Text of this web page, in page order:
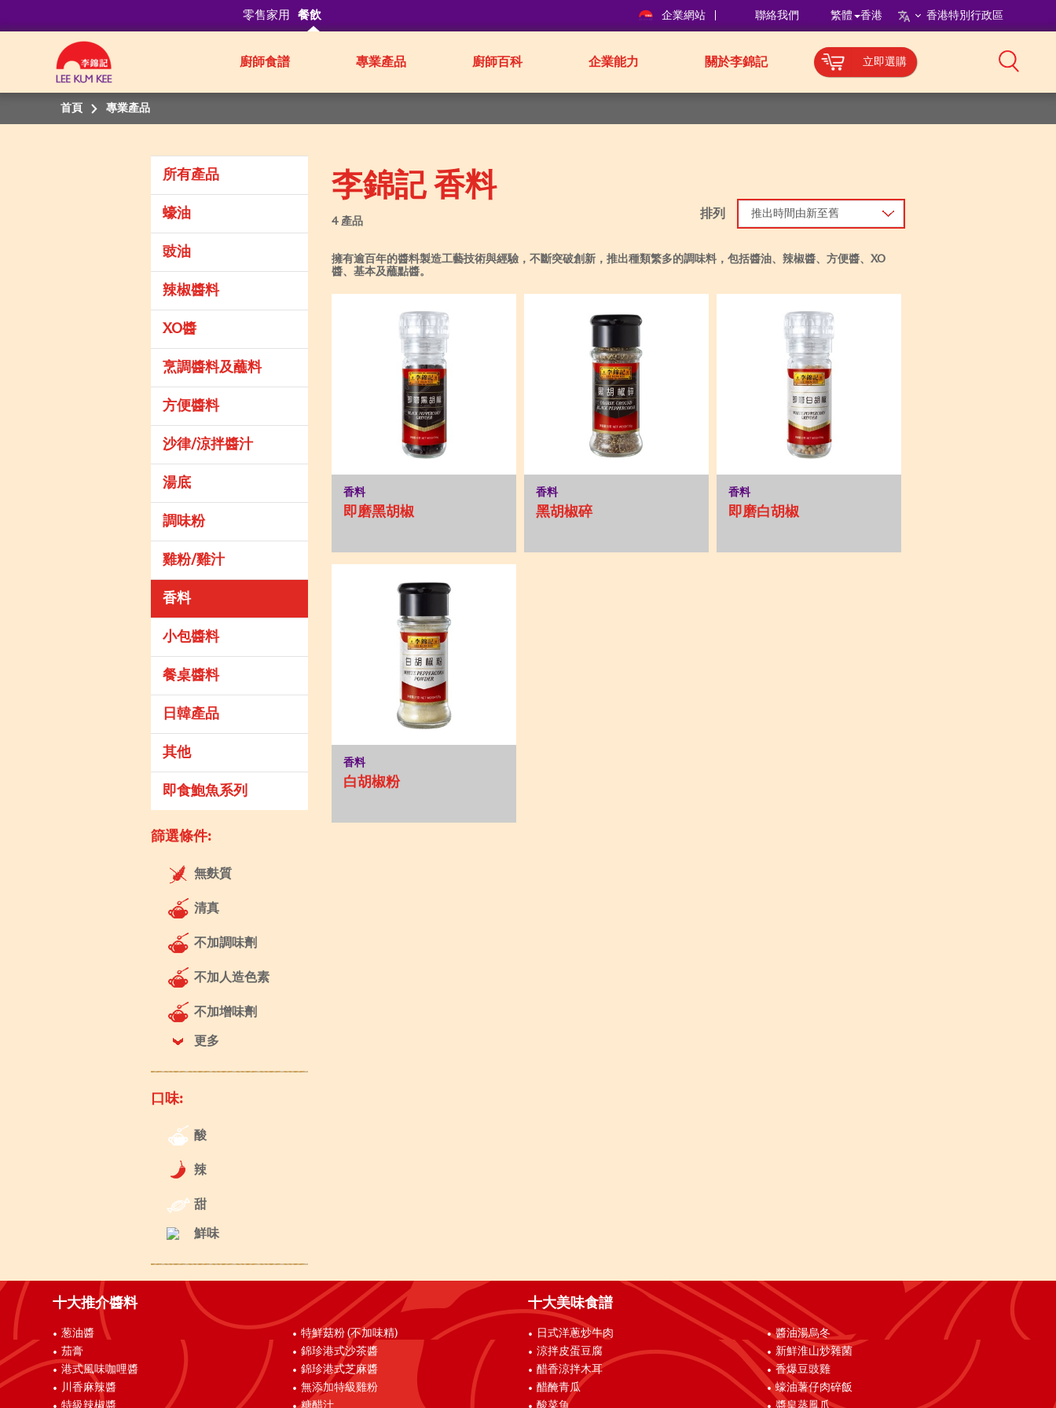
零售家用 餐飲 企業網站 聯絡我們 繁體 香港 香港特別行政區
廚師食譜 專業產品 廚師百科 企業能力 關於李錦記 立即選購
首頁 專業產品
所有產品
蠔油
豉油
辣椒醬料
XO醬
烹調醬料及蘸料
方便醬料
沙律/涼拌醬汁
湯底
調味粉
雞粉/雞汁
香料
小包醬料
餐桌醬料
日韓產品
其他
即食鮑魚系列
篩選條件:
無麩質
清真
不加調味劑
不加人造色素
不加增味劑
更多
口味:
酸
辣
甜
鮮味
李錦記 香料
4 產品
排列 推出時間由新至舊
擁有逾百年的醬料製造工藝技術與經驗，不斷突破創新，推出種類繁多的調味料，包括醬油、辣椒醬、方便醬、XO
醬、基本及蘸點醬。
香料
即磨黑胡椒
香料
黑胡椒碎
香料
即磨白胡椒
香料
白胡椒粉
十大推介醬料
葱油醬
茄膏
港式風味咖哩醬
川香麻辣醬
特級辣椒醬
特鮮菇粉 (不加味精)
錦珍港式沙茶醬
錦珍港式芝麻醬
無添加特級雞粉
糖醋汁
十大美味食譜
日式洋蔥炒牛肉
涼拌皮蛋豆腐
醋香涼拌木耳
醋醃青瓜
酸菜魚
醬油湯烏冬
新鮮淮山炒雜菌
香爆豆豉雞
蠔油薯仔肉碎飯
醬皇蒸鳳爪